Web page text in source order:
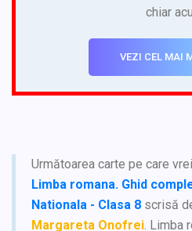
chiar
VEZI CEL MAI
Următoarea carte pe care
Limba romana. Ghid
Nationala - Clasa 8 scrisă
Margareta Onofrei . Limba